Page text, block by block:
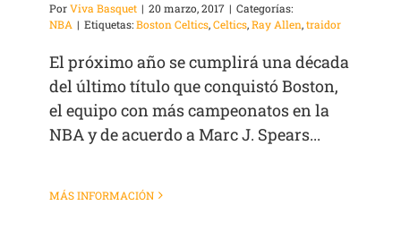
PorViva Basquet | 20 marzo, 2017 | Categorías:
NBA | Etiquetas:Boston Celtics,Celtics,Ray Allen,traidor
El próximo año se cumplirá una década
del último título que conquistó Boston,
el equipo con más campeonatos en la
NBA y de acuerdo a Marc J. Spears...
MÁS INFORMACIÓN